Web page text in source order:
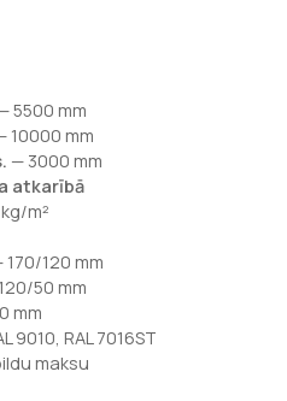
5500 mm
10000 mm
— 3000 mm
atkarībā
m²
120 mm
50 mm
mm
9010, RAL 7016ST
maksu